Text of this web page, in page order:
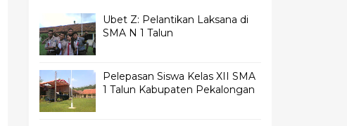
Ubet Z: Pelantikan Laksana di
SMA N 1 Talun
Pelepasan Siswa Kelas XII SMA
1 Talun Kabupaten Pekalongan